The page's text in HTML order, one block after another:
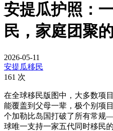
安提瓜护照：
民，家庭团聚
2026-05-11
安提瓜移民
161 次
在全球移民版图中，大多数项
能覆盖到父母一辈，极个别项
个加勒比岛国打破了所有常
球唯一支持一家五代同时移民